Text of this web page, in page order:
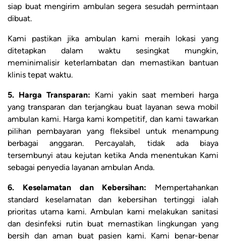
siap buat mengirim ambulan segera sesudah permintaan
dibuat.
Kami pastikan jika ambulan kami meraih lokasi yang
ditetapkan dalam waktu sesingkat mungkin,
meminimalisir keterlambatan dan memastikan bantuan
klinis tepat waktu.
5. Harga Transparan: Kami yakin saat memberi harga
yang transparan dan terjangkau buat layanan sewa mobil
ambulan kami. Harga kami kompetitif, dan kami tawarkan
pilihan pembayaran yang fleksibel untuk menampung
berbagai anggaran. Percayalah, tidak ada biaya
tersembunyi atau kejutan ketika Anda menentukan Kami
sebagai penyedia layanan ambulan Anda.
6. Keselamatan dan Kebersihan: Mempertahankan
standard keselamatan dan kebersihan tertinggi ialah
prioritas utama kami. Ambulan kami melakukan sanitasi
dan desinfeksi rutin buat memastikan lingkungan yang
bersih dan aman buat pasien kami. Kami benar-benar